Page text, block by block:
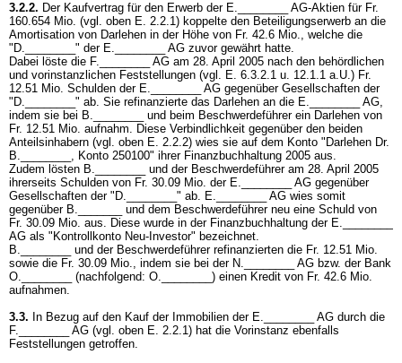
3.2.2. Der Kaufvertrag für den Erwerb der E.________ AG-Aktien für Fr.
160.654 Mio. (vgl. oben E. 2.2.1) koppelte den Beteiligungserwerb an die
Amortisation von Darlehen in der Höhe von Fr. 42.6 Mio., welche die
"D.________" der E.________ AG zuvor gewährt hatte.
Dabei löste die F.________ AG am 28. April 2005 nach den behördlichen
und vorinstanzlichen Feststellungen (vgl. E. 6.3.2.1 u. 12.1.1 a.U.) Fr.
12.51 Mio. Schulden der E.________ AG gegenüber Gesellschaften der
"D.________" ab. Sie refinanzierte das Darlehen an die E.________ AG,
indem sie bei B.________ und beim Beschwerdeführer ein Darlehen von
Fr. 12.51 Mio. aufnahm. Diese Verbindlichkeit gegenüber den beiden
Anteilsinhabern (vgl. oben E. 2.2.2) wies sie auf dem Konto "Darlehen Dr.
B.________, Konto 250100" ihrer Finanzbuchhaltung 2005 aus.
Zudem lösten B.________ und der Beschwerdeführer am 28. April 2005
ihrerseits Schulden von Fr. 30.09 Mio. der E.________ AG gegenüber
Gesellschaften der "D.________" ab. E.________ AG wies somit
gegenüber B._______ und dem Beschwerdeführer neu eine Schuld von
Fr. 30.09 Mio. aus. Diese wurde in der Finanzbuchhaltung der E.________
AG als "Kontrollkonto Neu-Investor" bezeichnet.
B.________ und der Beschwerdeführer refinanzierten die Fr. 12.51 Mio.
sowie die Fr. 30.09 Mio., indem sie bei der N.________ AG bzw. der Bank
O.________ (nachfolgend: O.________) einen Kredit von Fr. 42.6 Mio.
aufnahmen.
3.3. In Bezug auf den Kauf der Immobilien der E.________ AG durch die
F.________ AG (vgl. oben E. 2.2.1) hat die Vorinstanz ebenfalls
Feststellungen getroffen.